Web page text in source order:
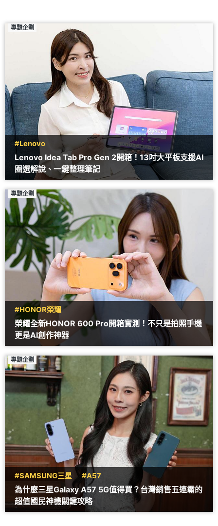
專題企劃
#Lenovo
Lenovo Idea Tab Pro Gen 2開箱！13吋大平板支援AI
圈選解說、一鍵整理筆記
專題企劃
#HONOR榮耀
榮耀全新HONOR 600 Pro開箱實測！不只是拍照手機
更是AI創作神器
專題企劃
#SAMSUNG三星 #A57
為什麼三星Galaxy A57 5G值得買？台灣銷售五連霸的
超值國民神機關鍵攻略